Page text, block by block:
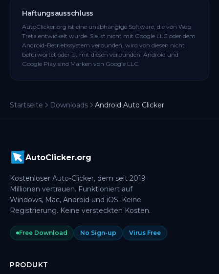
Haftungsausschluss
AutoClicker.org ist eine unabhängige Software, die von Web
Treta entwickelt wurde. Sie ist nicht mit Google LLC oder dem
Android-Betriebssystem verbunden, wird von diesen nicht
befürwortet oder ist mit diesen verbunden. Android und
Google Play sind Marken von Google LLC.
Startseite Downloads Android Auto Clicker
AutoClicker.org
Kostenloser Auto-Clicker, dem seit 2019
Millionen vertrauen. Funktioniert auf
Windows, Mac, Android und iOS. Keine
Registrierung. Keine versteckten Kosten.
Free Download No Sign-up Virus Free
PRODUKT